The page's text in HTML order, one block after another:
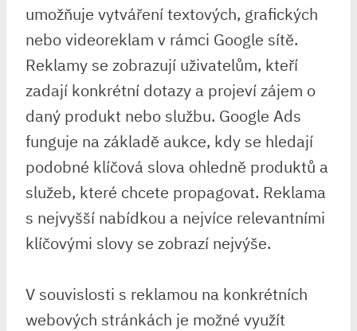
umožňuje vytváření textových, grafických
nebo videoreklam v rámci Google sítě.
Reklamy se zobrazují uživatelům, kteří
zadají konkrétní dotazy a projeví zájem o
daný produkt nebo službu. Google Ads
funguje na základě aukce, kdy se hledají
podobné klíčová slova ohledně produktů a
služeb, které chcete propagovat. Reklama
s nejvyšší nabídkou a nejvíce relevantními
klíčovými slovy se zobrazí nejvýše.
V souvislosti s reklamou na konkrétních
webových stránkách je možné využít